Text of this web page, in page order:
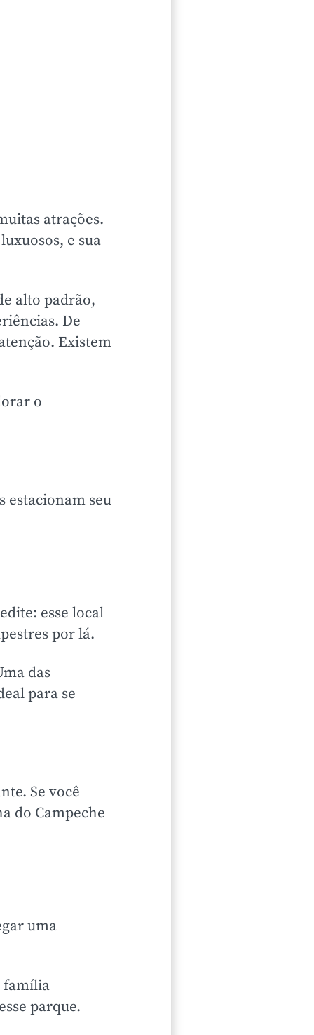
atrações.
e sua
alto padrão,
De
Existem
o
estacionam seu
esse local
por lá.
das
para se
Se você
do Campeche
uma
família
parque.